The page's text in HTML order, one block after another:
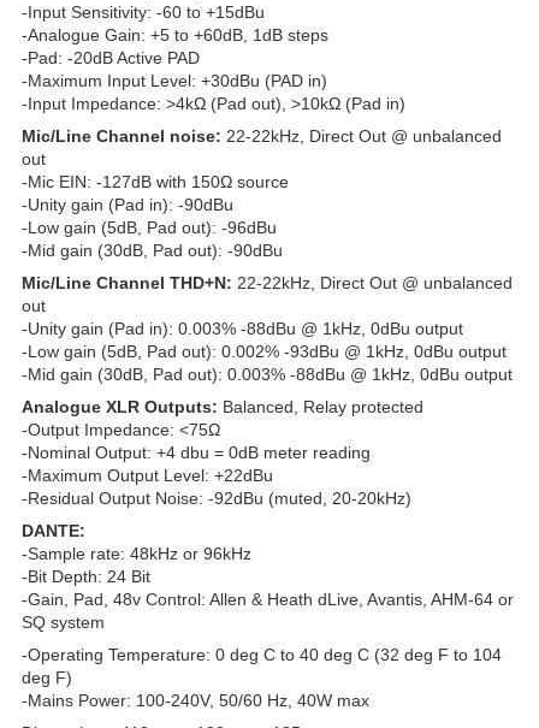
-Input Sensitivity: -60 to +15dBu
-Analogue Gain: +5 to +60dB, 1dB steps
-Pad: -20dB Active PAD
-Maximum Input Level: +30dBu (PAD in)
-Input Impedance: >4kΩ (Pad out), >10kΩ (Pad in)
Mic/Line Channel noise: 22-22kHz, Direct Out @ unbalanced
out
-Mic EIN: -127dB with 150Ω source
-Unity gain (Pad in): -90dBu
-Low gain (5dB, Pad out): -96dBu
-Mid gain (30dB, Pad out): -90dBu
Mic/Line Channel THD+N: 22-22kHz, Direct Out @ unbalanced
out
-Unity gain (Pad in): 0.003% -88dBu @ 1kHz, 0dBu output
-Low gain (5dB, Pad out): 0.002% -93dBu @ 1kHz, 0dBu output
-Mid gain (30dB, Pad out): 0.003% -88dBu @ 1kHz, 0dBu output
Analogue XLR Outputs: Balanced, Relay protected
-Output Impedance: <75Ω
-Nominal Output: +4 dbu = 0dB meter reading
-Maximum Output Level: +22dBu
-Residual Output Noise: -92dBu (muted, 20-20kHz)
DANTE:
-Sample rate: 48kHz or 96kHz
-Bit Depth: 24 Bit
-Gain, Pad, 48v Control: Allen & Heath dLive, Avantis, AHM-64 or
SQ system
-Operating Temperature: 0 deg C to 40 deg C (32 deg F to 104
deg F)
-Mains Power: 100-240V, 50/60 Hz, 40W max